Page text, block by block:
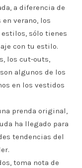
a diferencia de
verano, los
sólo tienes
con tu estilo.
los cut-outs,
algunos de los
en los vestidos
prenda original,
ha llegado para
tendencias del
toma nota de